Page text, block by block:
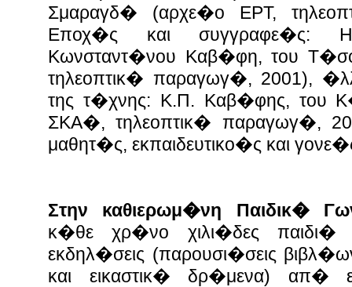
Σμαραγδ� (αρχε�ο ΕΡΤ,
Εποχ�ς και συγγραφε�ς: Η
Κωνσταντ�νου Καβ�φη, του
τηλεοπτικ� παραγωγ�, 2001),
της τ�χνης: Κ.Π. Καβ�φης, του
ΣΚΑ�, τηλεοπτικ� παραγωγ�,
μαθητ�ς, εκπαιδευτικο�ς και
Στην καθιερωμ�νη Παιδικ�
κ�θε χρ�νο χιλι�δες
εκδηλ�σεις (παρουσι�σεις
και εικαστικ� δρ�μενα) απ�